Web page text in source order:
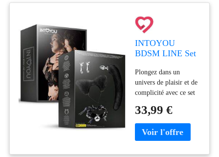
INTOYOU
BDSM LINE Set
BDSM pour jeux
de rôle sensuels
Plongez dans un
univers de plaisir et de
complicité avec ce set
BDSM, pensé pour
accompagner vos jeux
de rôle avec délicatesse
textures variées pour
33,99 €